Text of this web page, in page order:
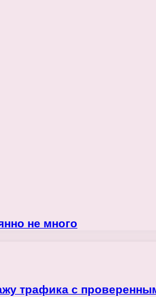
не много
трафика с